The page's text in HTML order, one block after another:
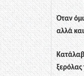
Όταν
αλλά
ξερόλας